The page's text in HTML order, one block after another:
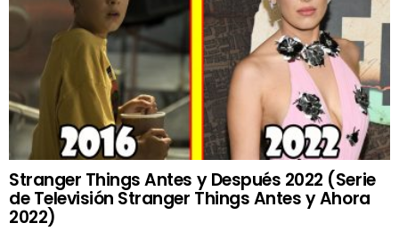
Stranger Things Antes y Después 2022 (Serie
de Televisión Stranger Things Antes y Ahora
2022)